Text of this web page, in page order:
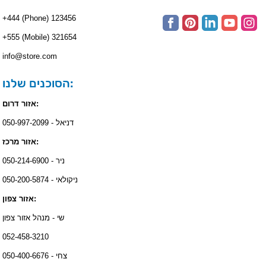
+444 (Phone) 123456
+555 (Mobile) 321654
info@store.com
הסוכנים שלנו:
אזור דרום:
דניאל - 050-997-2099
אזור מרכז:
ניר - 050-214-6900
ניקולאי - 050-200-5874
אזור צפון:
שי - מנהל אזור צפון
052-458-3210
צחי - 050-400-6676